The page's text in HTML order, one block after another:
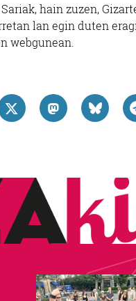
hain zuzen,
lan egin duten
webgunean.